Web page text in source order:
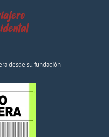
desde su fundación